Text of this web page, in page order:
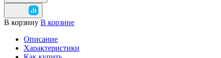
В корзину В корзине
Описание
Характеристики